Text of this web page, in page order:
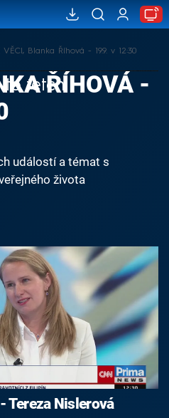
VĚCI, Blanka Říhová - 19.9. v 12:30
to fetchŘÍHOVÁ -
událostí a témat s
života
Tereza Nislerová